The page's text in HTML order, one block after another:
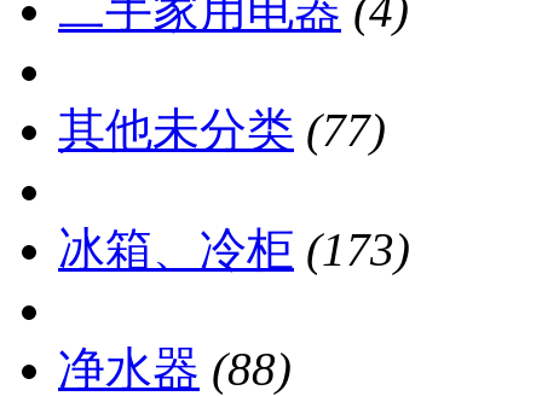
其他未分类 (77)
冰箱、冷柜 (173)
净水器 (88)